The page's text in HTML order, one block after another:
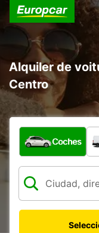
Alquiler de
Centro
¿Qué tipo de
Coches